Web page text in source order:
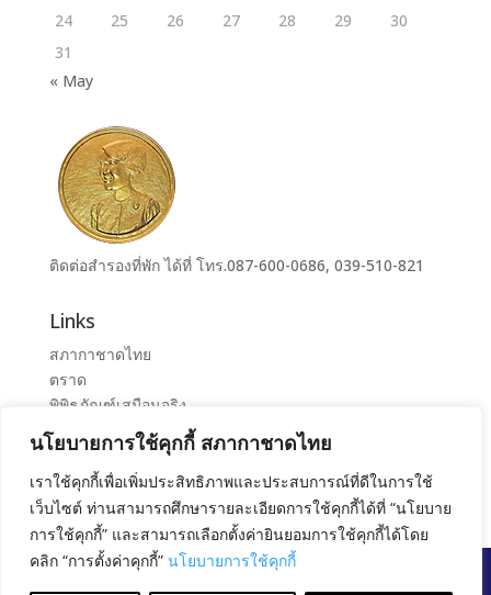
นโยบายการใช้คุกกี้ สภากาชาดไทย
เราใช้คุกกี้เพื่อเพิ่มประสิทธิภาพและประสบการณ์ที่ดีในการใช้
เว็บไซต์ ท่านสามารถศึกษารายละเอียดการใช้คุกกี้ได้ที่ “นโยบาย
การใช้คุกกี้” และสามารถเลือกตั้งค่ายินยอมการใช้คุกกี้ได้โดย
คลิก “การตั้งค่าคุกกี้” นโยบายการใช้คุกกี้
24
25 26 27 28 29
30
31
« May
ติดต่อสำรองที่พัก ได้ที่ โทร.087-600-0686, 039-510-821
Links
สภากาชาดไทย
ตราด
พิพิธภัณฑ์เสมือนจริง
ระบบจองห้องศูนย์ราชการุณย์สภากาชาดไทย เขาล้าน
ศูนย์ราชการุณย์ สภากาชาดไทย เขาล้าน